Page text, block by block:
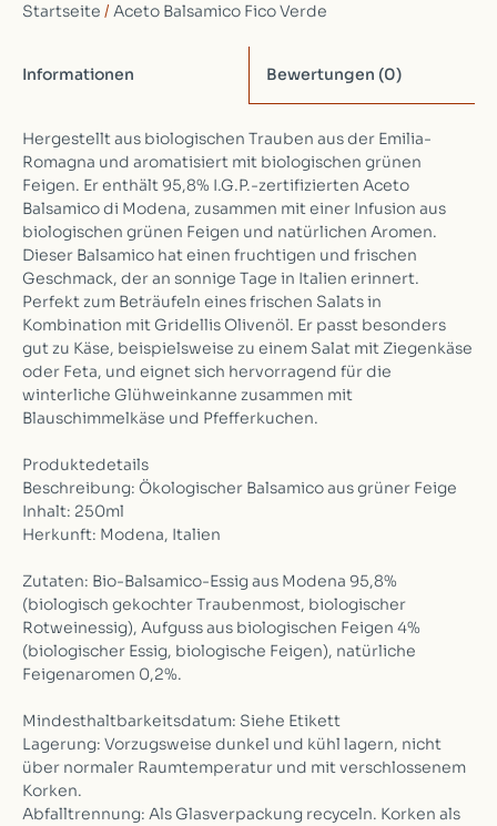
Startseite / Aceto Balsamico Fico Verde
Informationen Bewertungen (0)
Hergestellt aus biologischen Trauben aus der Emilia-
Romagna und aromatisiert mit biologischen grünen
Feigen. Er enthält 95,8% I.G.P.-zertifizierten Aceto
Balsamico di Modena, zusammen mit einer Infusion aus
biologischen grünen Feigen und natürlichen Aromen.
Dieser Balsamico hat einen fruchtigen und frischen
Geschmack, der an sonnige Tage in Italien erinnert.
Perfekt zum Beträufeln eines frischen Salats in
Kombination mit Gridellis Olivenöl. Er passt besonders
gut zu Käse, beispielsweise zu einem Salat mit Ziegenkäse
oder Feta, und eignet sich hervorragend für die
winterliche Glühweinkanne zusammen mit
Blauschimmelkäse und Pfefferkuchen.
Produktedetails
Beschreibung: Ökologischer Balsamico aus grüner Feige
Inhalt: 250ml
Herkunft: Modena, Italien
Zutaten: Bio-Balsamico-Essig aus Modena 95,8%
(biologisch gekochter Traubenmost, biologischer
Rotweinessig), Aufguss aus biologischen Feigen 4%
(biologischer Essig, biologische Feigen), natürliche
Feigenaromen 0,2%.
Mindesthaltbarkeitsdatum: Siehe Etikett
Lagerung: Vorzugsweise dunkel und kühl lagern, nicht
über normaler Raumtemperatur und mit verschlossenem
Korken.
Abfalltrennung: Als Glasverpackung recyceln. Korken als